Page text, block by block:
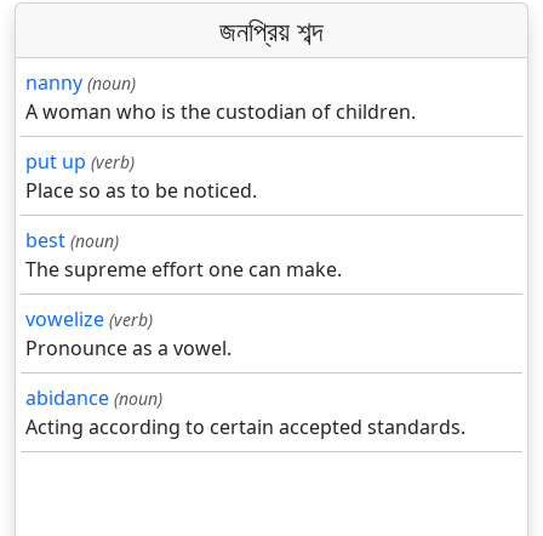
জনপ্রিয় শব্দ
nanny (noun)
A woman who is the custodian of children.
put up (verb)
Place so as to be noticed.
best (noun)
The supreme effort one can make.
vowelize (verb)
Pronounce as a vowel.
abidance (noun)
Acting according to certain accepted standards.